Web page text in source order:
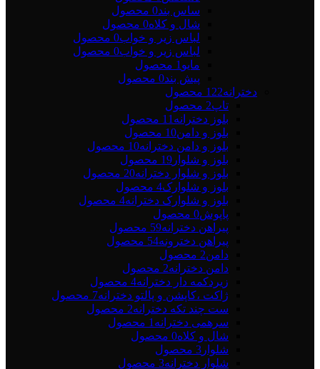
ساس بند0 محصول
شال و کلاه0 محصول
لباس زیر و خواب0 محصول
لباس زیر و خواب0 محصول
مایو 1 محصول
پیش بند0 محصول
دخترانه122 محصول
تاپ2 محصول
بلوز دخترانه 11 محصول
بلوز و دامن10 محصول
بلوز و دامن دخترانه10 محصول
بلوز و شلوار 19 محصول
بلوز و شلوار دخترانه20 محصول
بلوز و شلوارک4 محصول
بلوز و شلوارک دخترانه4 محصول
پاپوش0 محصول
پیراهن دخترانه59 محصول
پیراهن دخترونه54 محصول
دامن2 محصول
دامن دخترانه2 محصول
زیردکمه دار دخترانه4 محصول
ژاکت ،کاپشن و پالتو دخترانه7 محصول
ست چند تکه دخترانه2 محصول
سرهمی دخترانه 1 محصول
شال و کلاه0 محصول
شلوار 3 محصول
شلوار دخترانه3 محصول